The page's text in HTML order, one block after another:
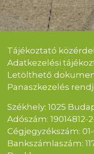
Tájékoztató
Adatkezelési
Letölthető
Panaszkezelés
Székhely: 1025
Adószám: 19014812-
Cégjegyzékszám:
Bankszámlaszám: